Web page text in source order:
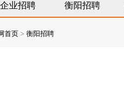
企业招聘 衡阳招聘
首页 > 衡阳招聘